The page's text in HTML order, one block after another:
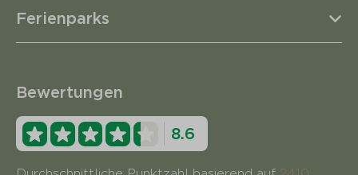
Ferienparks
Bewertungen
8.6